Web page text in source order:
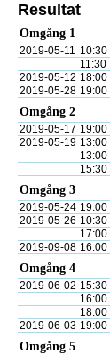
Resultat
Omgång 1
2019-05-11 10:30
11:30
2019-05-12 18:00
2019-05-28 19:00
Omgång 2
2019-05-17 19:00
2019-05-19 13:00
13:00
15:30
Omgång 3
2019-05-24 19:00
2019-05-26 10:30
17:00
2019-09-08 16:00
Omgång 4
2019-06-02 15:30
16:00
18:00
2019-06-03 19:00
Omgång 5